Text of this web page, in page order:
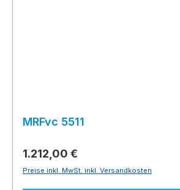
MRFvc 5511
1.212,00 €
Preise inkl. MwSt. inkl. Versandkosten